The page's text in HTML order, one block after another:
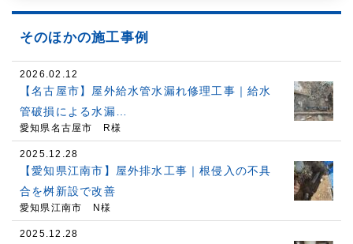
そのほかの施工事例
2026.02.12
【名古屋市】屋外給水管水漏れ修理工事｜給水
管破損による水漏…
愛知県名古屋市 R様
2025.12.28
【愛知県江南市】屋外排水工事｜根侵入の不具
合を桝新設で改善
愛知県江南市 N様
2025.12.28